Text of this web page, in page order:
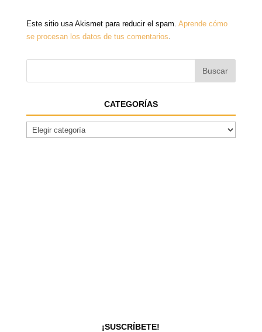
Este sitio usa Akismet para reducir el spam. Aprende cómo
se procesan los datos de tus comentarios.
CATEGORÍAS
¡SUSCRÍBETE!